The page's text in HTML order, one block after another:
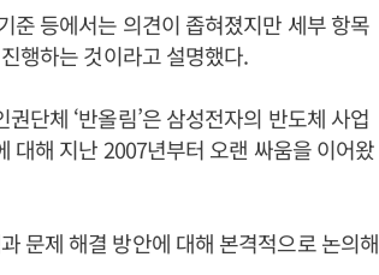
준 등에서는 의견이 좁혀졌지만 세부 항목
행하는 것이라고 설명했다.
단체 ‘반올림’은 삼성전자의 반도체 사업
대해 지난 2007년부터 오랜 싸움을 이어왔
문제 해결 방안에 대해 본격적으로 논의해